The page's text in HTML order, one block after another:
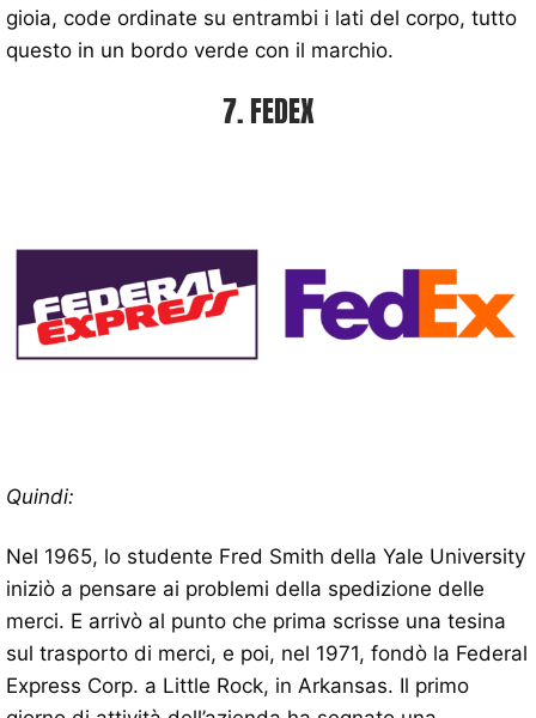
gioia, code ordinate su entrambi i lati del corpo, tutto
questo in un bordo verde con il marchio.
7. FEDEX
Quindi:
Nel 1965, lo studente Fred Smith della Yale University
iniziò a pensare ai problemi della spedizione delle
merci. E arrivò al punto che prima scrisse una tesina
sul trasporto di merci, e poi, nel 1971, fondò la Federal
Express Corp. a Little Rock, in Arkansas. Il primo